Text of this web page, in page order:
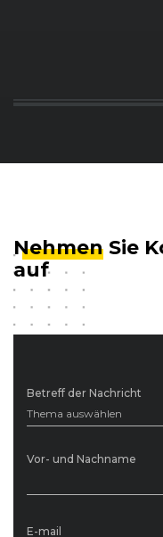
Betreff der Nachricht
Thema auswählen
Vor- und Nachname
E-mail
Nehmen Sie
auf